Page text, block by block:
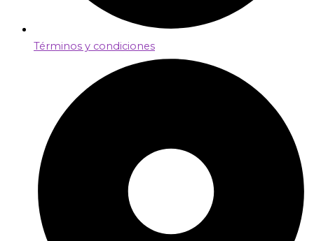
Términos y condiciones